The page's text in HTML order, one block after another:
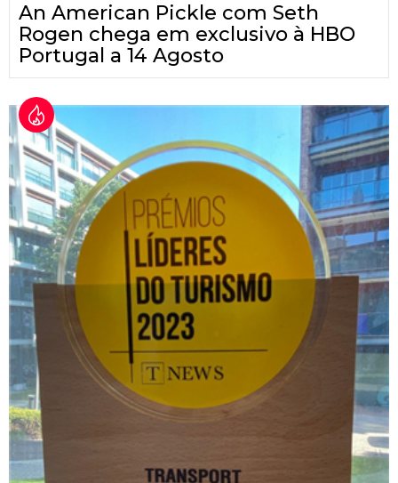
An American Pickle com Seth
Rogen chega em exclusivo à HBO
Portugal a 14 Agosto